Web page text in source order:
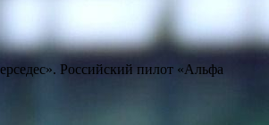
Российский пилот «Альфа